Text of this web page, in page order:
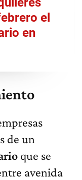
el
en
de un
que se
avenida